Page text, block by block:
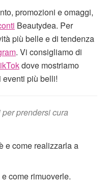
promozioni e omaggi,
Beautydea. Per
più belle e di tendenza
. Vi consigliamo di
dove mostriamo
eventi più belli!
prendersi cura
e come realizzarla a
come rimuoverle.